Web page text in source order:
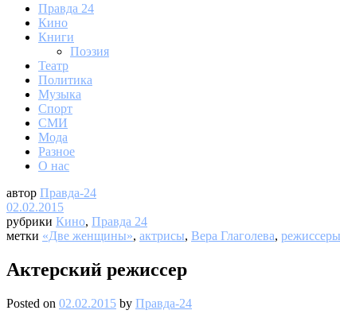
Правда 24
Кино
Книги
Поэзия
Театр
Политика
Музыка
Спорт
СМИ
Мода
Разное
О нас
автор Правда-24
02.02.2015
рубрики Кино, Правда 24
метки «Две женщины», актрисы, Вера Глаголева, режиссеры
Актерский режиссер
Posted on 02.02.2015 by Правда-24